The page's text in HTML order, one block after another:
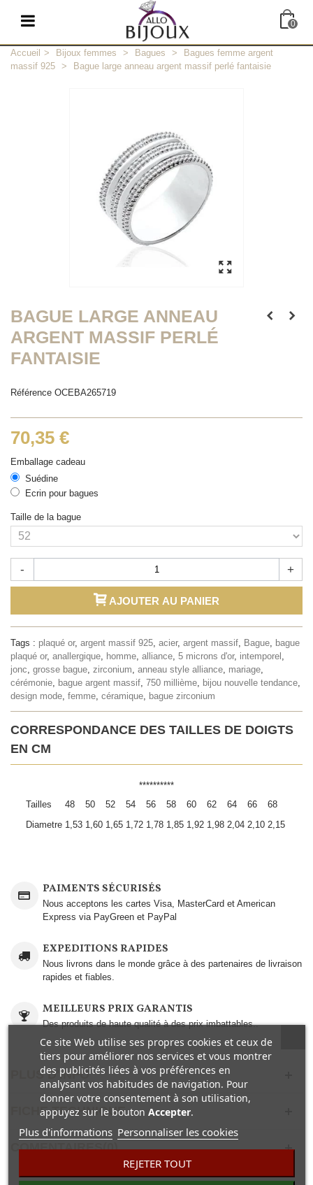
0
Accueil > Bijoux femmes > Bagues >
Bagues femme argent
massif 925 > Bague large anneau argent massif perlé fantaisie
BAGUE LARGE ANNEAU
ARGENT MASSIF PERLÉ
FANTAISIE
Référence OCEBA265719
70,35 €
Emballage cadeau
Suédine
Ecrin pour bagues
Taille de la bague
- +
AJOUTER AU PANIER
Tags : plaqué or, argent massif 925, acier, argent massif, Bague, bague
plaqué or, anallergique, homme, alliance, 5 microns d'or, intemporel ,
jonc, grosse bague, zirconium, anneau style alliance, mariage,
cérémonie, bague argent massif, 750 millième, bijou nouvelle tendance,
design mode, femme, céramique, bague zirconium
CORRESPONDANCE DES TAILLES DE DOIGTS
EN CM
**********
Tailles
48 50 52 54 56 58 60 62 64 66
68
Diametre 1,53 1,60 1,65 1,72 1,78 1,85 1,92 1,98 2,04 2,10 2,15
PAIMENTS SÉCURISÉS
Nous acceptons les cartes Visa, MasterCard et American
Express via PayGreen et PayPal
EXPEDITIONS RAPIDES
Nous livrons dans le monde grâce à des partenaires de livraison
rapides et fiables.
MEILLEURS PRIX GARANTIS
Des produits de haute qualité à des prix imbattables..
PLUS D'INFO
FICHE TECHNIQUE
COMENTAIRES(0)
Ce site Web utilise ses propres cookies et ceux de
tiers pour améliorer nos services et vous montrer
des publicités liées à vos préférences en
analysant vos habitudes de navigation. Pour
donner votre consentement à son utilisation,
appuyez sur le bouton Accepter.
Plus d'informations Personnaliser les cookies
REJETER TOUT